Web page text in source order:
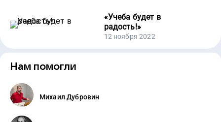
«Учеба будет в
радость!»
12 ноября 2022
Нам помогли
Михаил Дубровин